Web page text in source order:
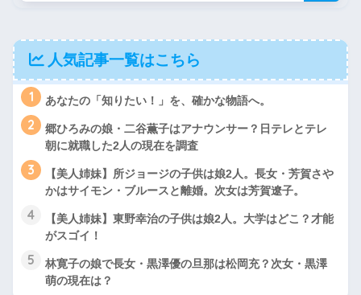
人気記事一覧はこちら
1 あなたの「知りたい！」を、確かな物語へ。
2
郷ひろみの娘・二谷薫子はアナウンサー？日テレとテレ
朝に就職した2人の現在を調査
3
【美人姉妹】所ジョージの子供は娘2人。長女・芳賀さや
かはサイモン・ブルースと離婚。次女は芳賀遼子。
4
【美人姉妹】東野幸治の子供は娘2人。大学はどこ？才能
がスゴイ！
5
林寛子の娘で長女・黒澤優の旦那は松岡充？次女・黒澤
萌の現在は？